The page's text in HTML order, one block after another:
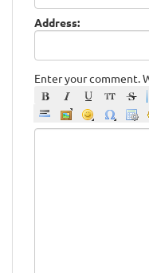
Address:
Enter your comment.